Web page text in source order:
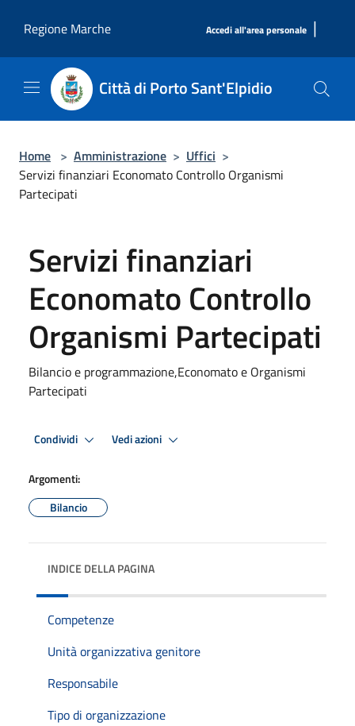
Regione Marche
Accedi all'area personale |
Città di Porto Sant'Elpidio
Home > Amministrazione > Uffici >
Servizi finanziari Economato Controllo Organismi
Partecipati
Servizi finanziari
Economato Controllo
Organismi Partecipati
Bilancio e programmazione,Economato e Organismi
Partecipati
Condividi Vedi azioni
Argomenti:
Bilancio
INDICE DELLA PAGINA
Competenze
Unità organizzativa genitore
Responsabile
Tipo di organizzazione